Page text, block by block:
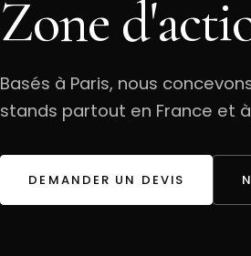
Zone
Basés à Paris, nous
stands partout en France et
DEMANDER UN DEVIS